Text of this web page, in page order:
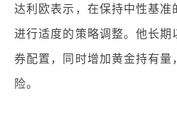
达利欧表示，在保持中性基准
进行适度的策略调整。他长
券配置，同时增加黄金持有
险。